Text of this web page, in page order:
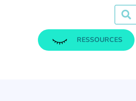
RESSOURCES